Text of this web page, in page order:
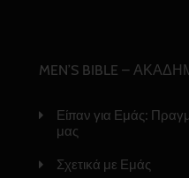
MEN’S BIBLE –
Είπαν για Εμάς:
μας
Σχετικά με Εμάς